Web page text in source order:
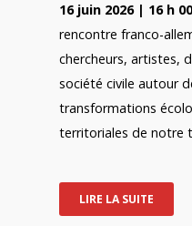
16 juin 2026 | 16 h
rencontre franco-
chercheurs, artistes,
société civile autour
transformations
territoriales de notre
LIRE LA SUITE